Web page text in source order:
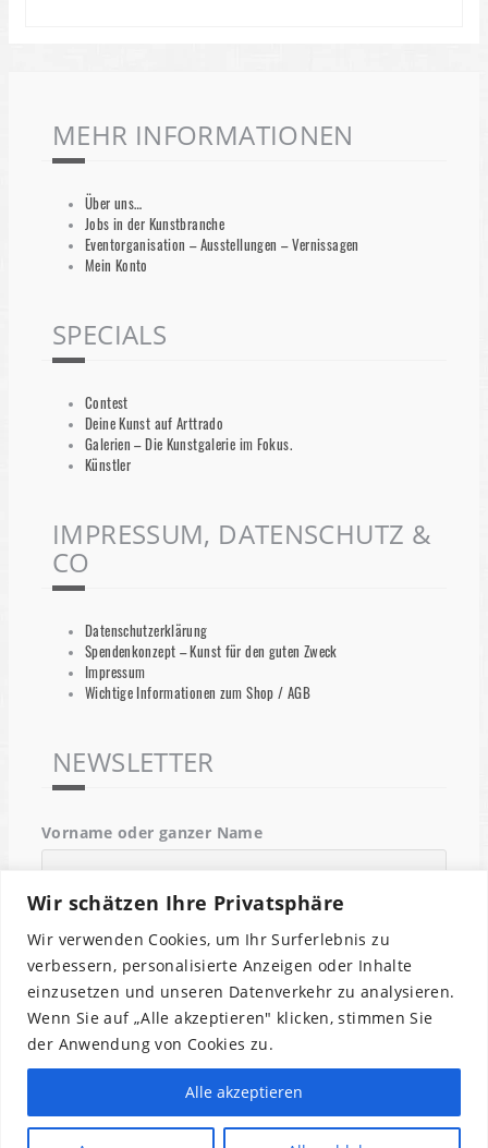
Wir schätzen Ihre Privatsphäre
Wir verwenden Cookies, um Ihr Surferlebnis zu
verbessern, personalisierte Anzeigen oder Inhalte
einzusetzen und unseren Datenverkehr zu analysieren.
Wenn Sie auf „Alle akzeptieren" klicken, stimmen Sie
der Anwendung von Cookies zu.
Alle akzeptieren
MEHR INFORMATIONEN
Über uns…
Jobs in der Kunstbranche
Eventorganisation – Ausstellungen – Vernissagen
Mein Konto
SPECIALS
Contest
Deine Kunst auf Arttrado
Galerien – Die Kunstgalerie im Fokus.
Künstler
IMPRESSUM, DATENSCHUTZ &
CO
Datenschutzerklärung
Spendenkonzept – Kunst für den guten Zweck
Impressum
Wichtige Informationen zum Shop / AGB
NEWSLETTER
Vorname oder ganzer Name
Email
Indem Du fortfährst, akzeptierst Du unsere
Datenschutzerklärung.